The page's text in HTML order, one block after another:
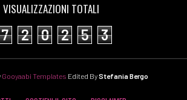
VISUALIZZAZIONI TOTALI
7 2 0 2 5 3
Gooyaabi Templates Edited ByStefania Bergo